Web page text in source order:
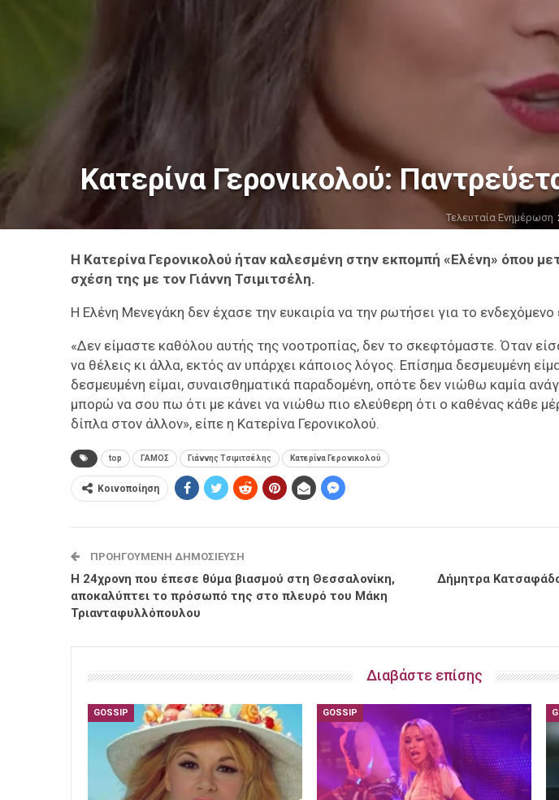
Κατερίνα Γερονικολού:
Τελευταία Ενημέρωση
Η Κατερίνα Γερονικολού ήταν καλεσμένη στην εκπομπή «Ελένη» όπου
σχέση της με τον Γιάννη Τσιμιτσέλη.
Η Ελένη Μενεγάκη δεν έχασε την ευκαιρία να την ρωτήσει για το ενδεχόμενο
«Δεν είμαστε καθόλου αυτής της νοοτροπίας, δεν το σκεφτόμαστε. Όταν
να θέλεις κι άλλα, εκτός αν υπάρχει κάποιος λόγος. Επίσημα δεσμευμένη
δεσμευμένη είμαι, συναισθηματικά παραδομένη, οπότε δεν νιώθω καμία
μπορώ να σου πω ότι με κάνει να νιώθω πιο ελεύθερη ότι ο καθένας κάθε
δίπλα στον άλλον», είπε η Κατερίνα Γερονικολού.
top ΓΑΜΟΣ Γιάννης Τσιμιτσέλης Κατερίνα Γερονικολού
Κοινοποίηση
ΠΡΟΗΓΟΎΜΕΝΗ ΔΗΜΟΣΊΕΥΣΗ
Η 24χρονη που έπεσε θύμα βιασμού στη Θεσσαλονίκη,
αποκαλύπτει το πρόσωπό της στο πλευρό του Μάκη
Τριανταφυλλόπουλου
Δήμητρα
Διαβάστε επίσης
GOSSIP GOSSIP